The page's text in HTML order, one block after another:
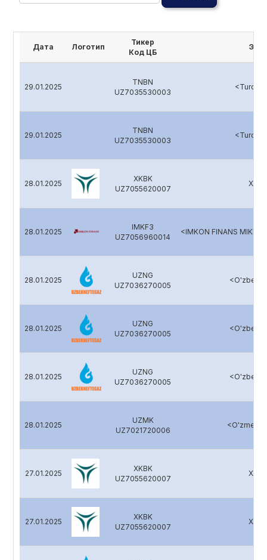
Дата Логотип
Тикер
Код ЦБ
29.01.2025
TNBN
UZ7035530003
29.01.2025
TNBN
UZ7035530003
28.01.2025
XKBK
UZ7055620007
Xalq
28.01.2025
IMKF3
UZ7056960014
<IMKON FINANS
28.01.2025
UZNG
UZ7036270005
28.01.2025
UZNG
UZ7036270005
28.01.2025
UZNG
UZ7036270005
28.01.2025
UZMK
UZ7021720006
27.01.2025
XKBK
UZ7055620007
Xalq
27.01.2025
XKBK
UZ7055620007
Xalq